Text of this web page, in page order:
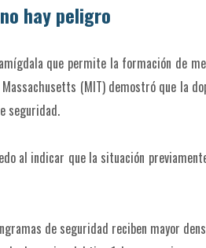
hay peligro
que permite la formación de
(MIT) demostró que la
seguridad.
al indicar que la situación
de seguridad reciben mayor